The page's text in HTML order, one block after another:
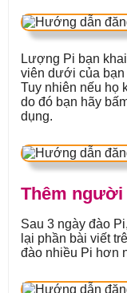
Lượng Pi bạn
viên dưới của
Tuy nhiên nếu họ
do đó bạn hãy
dụng.
Thêm người
Sau 3 ngày đào
lại phần bài viết
đào nhiều Pi hơn